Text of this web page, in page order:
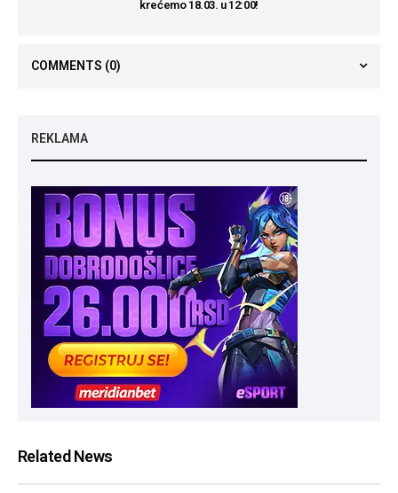
krećemo 18.03. u 12:00!
COMMENTS (0)
REKLAMA
Related News